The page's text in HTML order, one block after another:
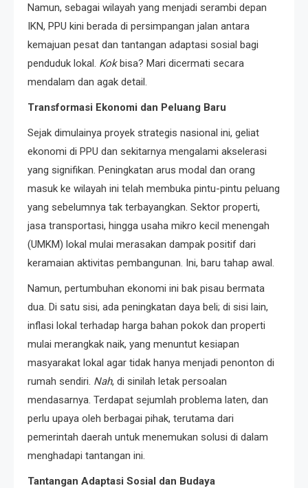
Namun, sebagai wilayah yang menjadi serambi depan
IKN, PPU kini berada di persimpangan jalan antara
kemajuan pesat dan tantangan adaptasi sosial bagi
penduduk lokal. Kokbisa? Mari dicermati secara
mendalam dan agak detail.
Transformasi Ekonomi dan Peluang Baru
Sejak dimulainya proyek strategis nasional ini, geliat
ekonomi di PPU dan sekitarnya mengalami akselerasi
yang signifikan. Peningkatan arus modal dan orang
masuk ke wilayah ini telah membuka pintu-pintu peluang
yang sebelumnya tak terbayangkan. Sektor properti,
jasa transportasi, hingga usaha mikro kecil menengah
(UMKM) lokal mulai merasakan dampak positif dari
keramaian aktivitas pembangunan. Ini, baru tahap awal.
Namun, pertumbuhan ekonomi ini bak pisau bermata
dua. Di satu sisi, ada peningkatan daya beli; di sisi lain,
inflasi lokal terhadap harga bahan pokok dan properti
mulai merangkak naik, yang menuntut kesiapan
masyarakat lokal agar tidak hanya menjadi penonton di
rumah sendiri. Nah, di sinilah letak persoalan
mendasarnya. Terdapat sejumlah problema laten, dan
perlu upaya oleh berbagai pihak, terutama dari
pemerintah daerah untuk menemukan solusi di dalam
menghadapi tantangan ini.
Tantangan Adaptasi Sosial dan Budaya